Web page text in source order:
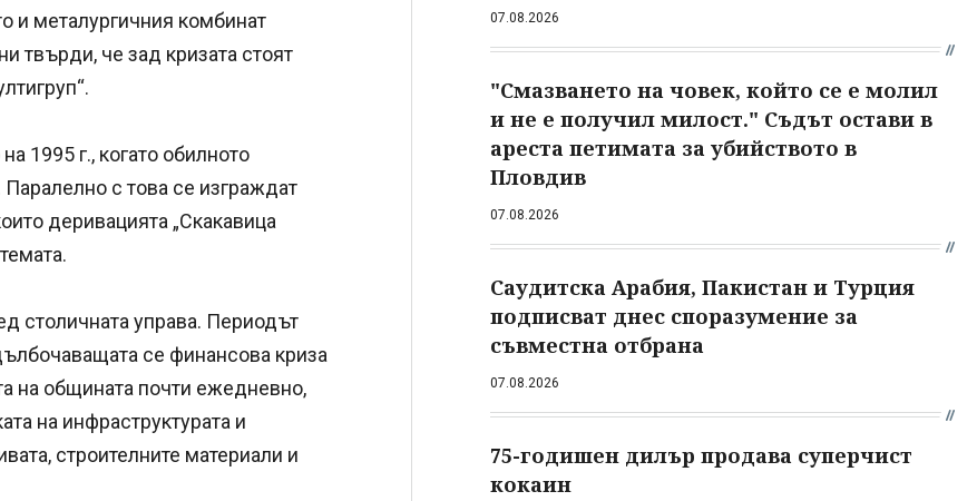
и металургичния комбинат
твърди, че зад кризата стоят
1995 г., когато обилното
с това се изграждат
деривацията „Скакавица
столичната управа. Периодът
се финансова криза
на общината почти ежедневно,
на инфраструктурата и
строителните материали и
07.08.2026
"Смазването на човек, който се е молил
и не е получил милост." Съдът остави в
ареста петимата за убийството в
Пловдив
07.08.2026
Саудитска Арабия, Пакистан и Турция
подписват днес споразумение за
съвместна отбрана
07.08.2026
75-годишен дилър продава суперчист
кокаин